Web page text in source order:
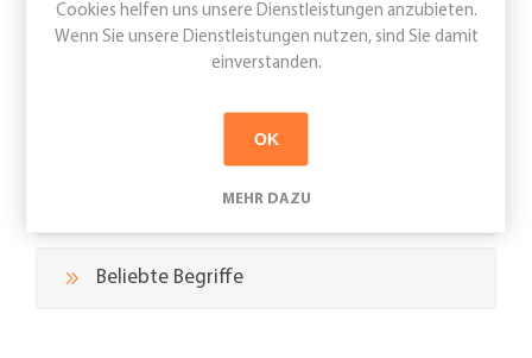
gebäudehülle.swiss
Beliebte Begriffe
Cookies helfen uns unsere Dienstleistungen anzubieten.
Wenn Sie unsere Dienstleistungen nutzen, sind Sie damit
einverstanden.
OK
MEHR DAZU